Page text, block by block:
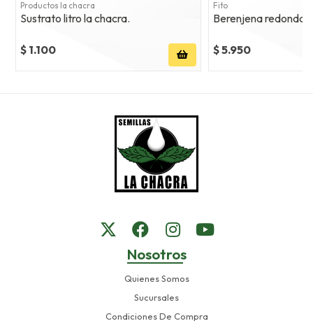
Productos la chacra
Sustrato litro la chacra.
$ 1.100
Fito
Berenjena redonda
$ 5.950
Nosotros
Quienes Somos
Sucursales
Condiciones De Compra